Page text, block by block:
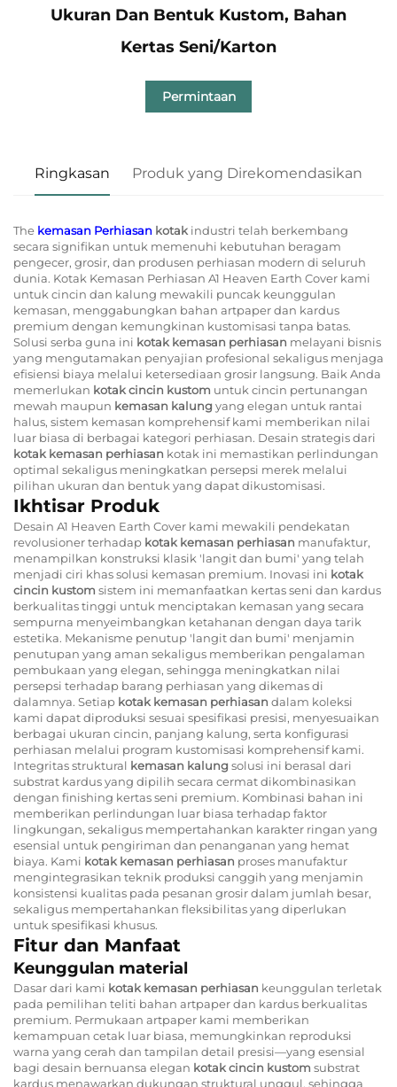
Ukuran Dan Bentuk Kustom, Bahan
Kertas Seni/Karton
Permintaan
Ringkasan Produk yang Direkomendasikan
The kemasan Perhiasan kotak industri telah berkembang
secara signifikan untuk memenuhi kebutuhan beragam
pengecer, grosir, dan produsen perhiasan modern di seluruh
dunia. Kotak Kemasan Perhiasan A1 Heaven Earth Cover kami
untuk cincin dan kalung mewakili puncak keunggulan
kemasan, menggabungkan bahan artpaper dan kardus
premium dengan kemungkinan kustomisasi tanpa batas.
Solusi serba guna ini kotak kemasan perhiasan melayani bisnis
yang mengutamakan penyajian profesional sekaligus menjaga
efisiensi biaya melalui ketersediaan grosir langsung. Baik Anda
memerlukan kotak cincin kustom untuk cincin pertunangan
mewah maupun kemasan kalungyang elegan untuk rantai
halus, sistem kemasan komprehensif kami memberikan nilai
luar biasa di berbagai kategori perhiasan. Desain strategis dari
kotak kemasan perhiasan kotak ini memastikan perlindungan
optimal sekaligus meningkatkan persepsi merek melalui
pilihan ukuran dan bentuk yang dapat dikustomisasi.
Ikhtisar Produk
Desain A1 Heaven Earth Cover kami mewakili pendekatan
revolusioner terhadap kotak kemasan perhiasan manufaktur,
menampilkan konstruksi klasik 'langit dan bumi' yang telah
menjadi ciri khas solusi kemasan premium. Inovasi ini kotak
cincin kustom sistem ini memanfaatkan kertas seni dan kardus
berkualitas tinggi untuk menciptakan kemasan yang secara
sempurna menyeimbangkan ketahanan dengan daya tarik
estetika. Mekanisme penutup 'langit dan bumi' menjamin
penutupan yang aman sekaligus memberikan pengalaman
pembukaan yang elegan, sehingga meningkatkan nilai
persepsi terhadap barang perhiasan yang dikemas di
dalamnya. Setiap kotak kemasan perhiasan dalam koleksi
kami dapat diproduksi sesuai spesifikasi presisi, menyesuaikan
berbagai ukuran cincin, panjang kalung, serta konfigurasi
perhiasan melalui program kustomisasi komprehensif kami.
Integritas struktural kemasan kalungsolusi ini berasal dari
substrat kardus yang dipilih secara cermat dikombinasikan
dengan finishing kertas seni premium. Kombinasi bahan ini
memberikan perlindungan luar biasa terhadap faktor
lingkungan, sekaligus mempertahankan karakter ringan yang
esensial untuk pengiriman dan penanganan yang hemat
biaya. Kami kotak kemasan perhiasan proses manufaktur
mengintegrasikan teknik produksi canggih yang menjamin
konsistensi kualitas pada pesanan grosir dalam jumlah besar,
sekaligus mempertahankan fleksibilitas yang diperlukan
untuk spesifikasi khusus.
Fitur dan Manfaat
Keunggulan material
Dasar dari kami kotak kemasan perhiasan keunggulan terletak
pada pemilihan teliti bahan artpaper dan kardus berkualitas
premium. Permukaan artpaper kami memberikan
kemampuan cetak luar biasa, memungkinkan reproduksi
warna yang cerah dan tampilan detail presisi—yang esensial
bagi desain bernuansa elegan kotak cincin kustom substrat
kardus menawarkan dukungan struktural unggul, sehingga